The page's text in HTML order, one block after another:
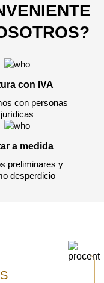
con IVA
con personas
jurídicas
a medida
preliminares y
desperdicio
nos